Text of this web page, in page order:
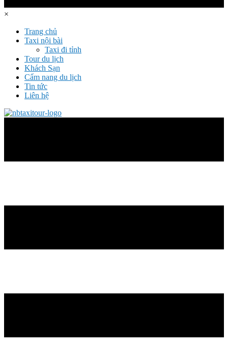
×
Trang chủ
Taxi nội bài
Taxi đi tỉnh
Tour du lịch
Khách Sạn
Cẩm nang du lịch
Tin tức
Liên hệ